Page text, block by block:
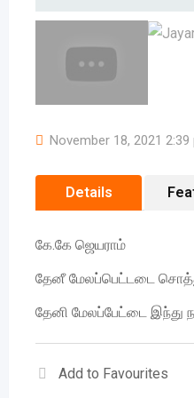
November 18, 2021 2:39
Details
கே.கே ஜெயராம்
தேனீ மேலப்பெட்டடை
தேனி மேலப்பேட்டை இந்து
Add to Favourites